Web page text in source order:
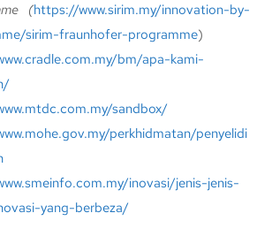
(https://www.sirim.my/innovation-by-
sirim-fraunhofer-programme)
bm/apa-kami-
sandbox/
perkhidmatan/penyelidi
inovasi/jenis-jenis-
yang-berbeza/